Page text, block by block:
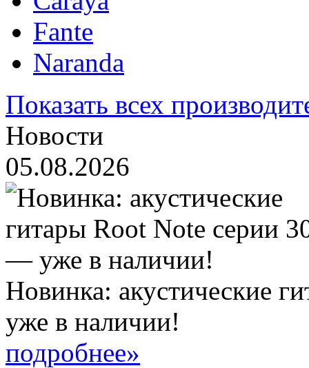
Fante
Naranda
Показать всех
Новости
05.08.2026
Новинка: акустические
уже в наличии!
подробнее»